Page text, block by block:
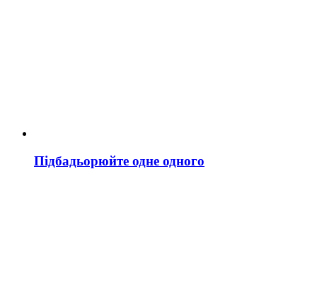
Підбадьорюйте одне одного